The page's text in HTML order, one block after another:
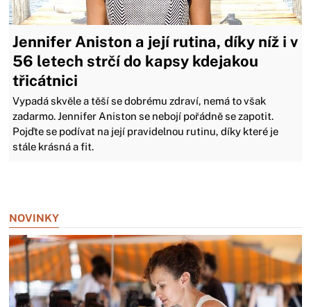
Jennifer Aniston a její rutina, díky níž i v
56 letech strčí do kapsy kdejakou
třicátnici
Vypadá skvěle a těší se dobrému zdraví, nemá to však
zadarmo. Jennifer Aniston se nebojí pořádně se zapotit.
Pojďte se podívat na její pravidelnou rutinu, díky které je
stále krásná a fit.
NOVINKY